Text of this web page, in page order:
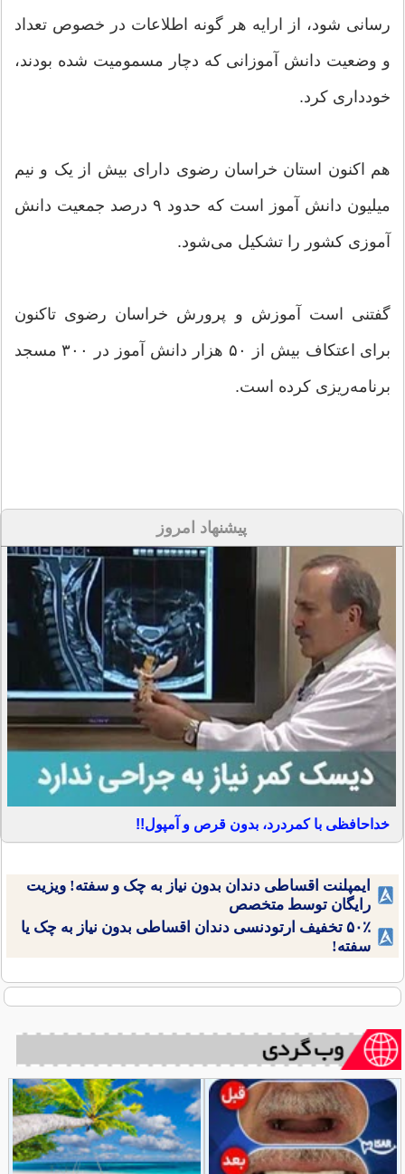
رسانی شود، از ارایه هر گونه اطلاعات در خصوص تعداد
و وضعیت دانش آموزانی که دچار مسمومیت شده بودند،
خودداری کرد.
هم اکنون استان خراسان رضوی دارای بیش از یک و نیم
میلیون دانش آموز است که حدود ۹ درصد جمعیت دانش
آموزی کشور را تشکیل می‌شود.
گفتنی است آموزش و پرورش خراسان رضوی تاکنون
برای اعتکاف بیش از ۵۰ هزار دانش آموز در ۳۰۰ مسجد
برنامه‌ریزی کرده است.
پیشنهاد امروز
خداحافظی با کمردرد، بدون قرص و آمپول!!
ایمپلنت اقساطی دندان بدون نیاز به چک و سفته! ویزیت
رایگان توسط متخصص
۵۰٪ تخفیف ارتودنسی دندان اقساطی بدون نیاز به چک یا
سفته!